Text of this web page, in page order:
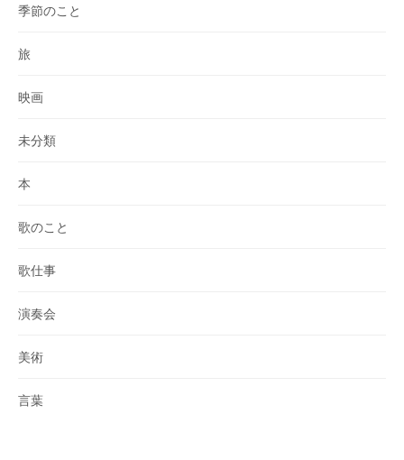
季節のこと
旅
映画
未分類
本
歌のこと
歌仕事
演奏会
美術
言葉